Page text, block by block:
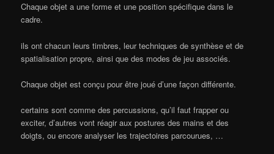
Chaque objet a une forme et une position spécifique dans le
cadre.
ils ont chacun leurs timbres, leur techniques de synthèse et de
spatialisation propre, ainsi que des modes de jeu associés.
Chaque objet est conçu pour être joué d’une façon différente.
certains sont comme des percussions, qu’il faut frapper ou
exciter, d’autres vont réagir aux postures des mains et des
doigts, ou encore analyser les trajectoires parcourues, …